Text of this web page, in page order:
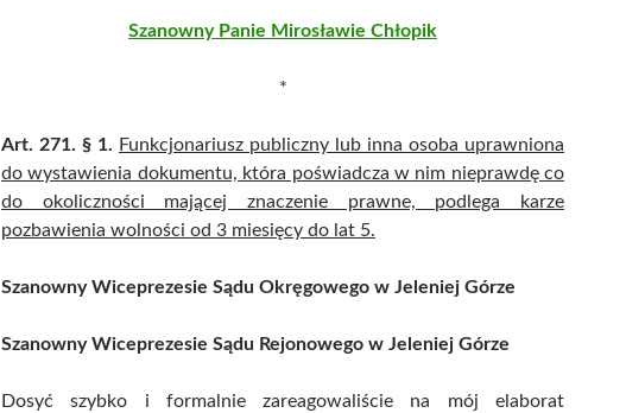
Szanowny Panie Mirosławie Chłopik
*
Art. 271. § 1. Funkcjonariusz publiczny lub inna osoba uprawniona
do wystawienia dokumentu, która poświadcza w nim nieprawdę co
do okoliczności mającej znaczenie prawne, podlega karze
pozbawienia wolności od 3 miesięcy do lat 5.
Szanowny Wiceprezesie Sądu Okręgowego w Jeleniej Górze
Szanowny Wiceprezesie Sądu Rejonowego w Jeleniej Górze
Dosyć szybko i formalnie zareagowaliście na mój elaborat